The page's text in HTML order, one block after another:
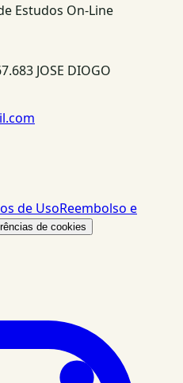
Estudos On-Line
JOSE DIOGO
de UsoReembolso e
de cookies